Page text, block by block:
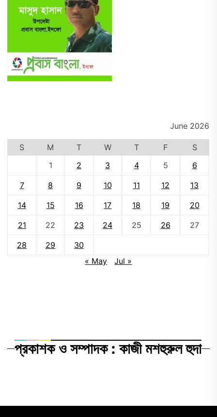
June 2026
S M T W T F
S
1
2 3 4 5 6
7 8 9 10 11 12 13
14 15 16 17 18 19 20
21 22 23 24 25 26 27
28 29
30
« May
Jul »
প্রকাশক ও সম্পাদক : কাজী মশহুরুল হুদা